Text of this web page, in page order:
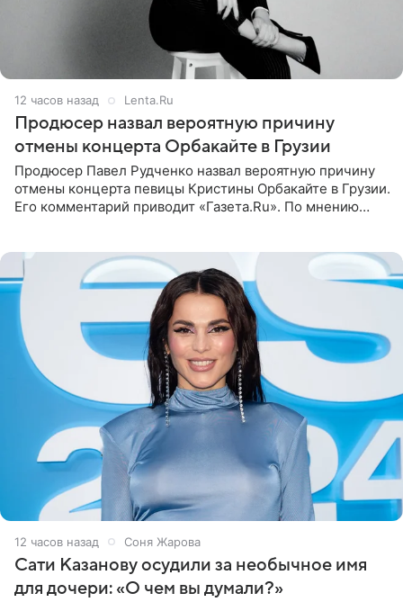
12 часов назад Lenta.Ru
Продюсер назвал вероятную причину
отмены концерта Орбакайте в Грузии
Продюсер Павел Рудченко назвал вероятную причину
отмены концерта певицы Кристины Орбакайте в Грузии.
Его комментарий приводит «Газета.Ru». По мнению
12 часов назад Соня Жарова
Сати Казанову осудили за необычное имя
для дочери: «О чем вы думали?»